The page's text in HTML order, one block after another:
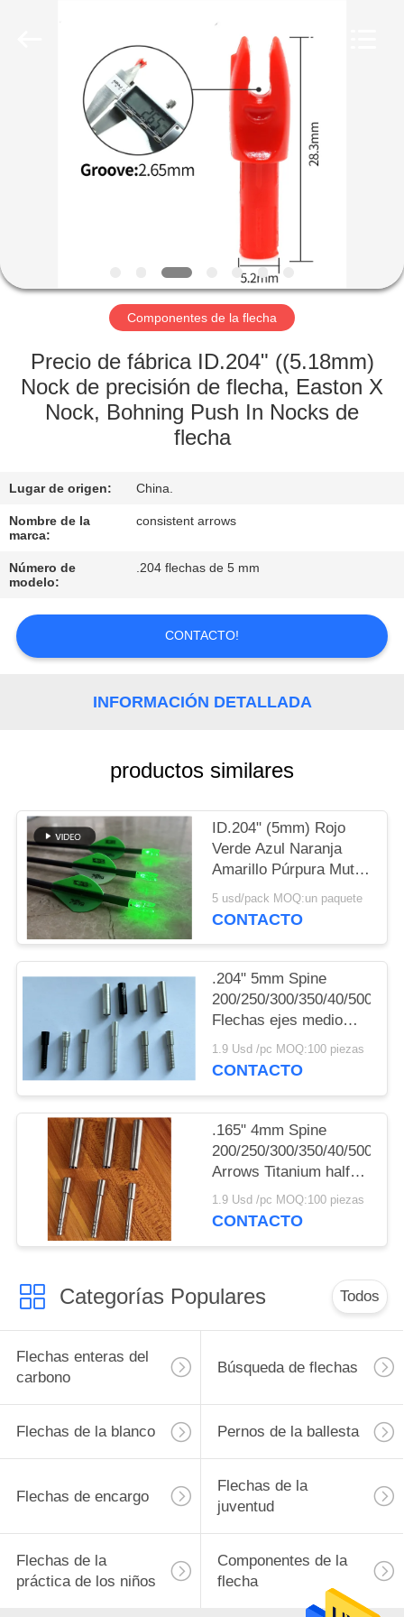
HOGAR
PRODUCTOS
VIAJE
FÁBRICA
CALIDAD
ÉNTRENOS
EN
CONTACTO
CON
MAPA
DEL
SITIO
POLÍTICA
DE
PRIVACIDAD
Componentes de la flecha
Precio de fábrica ID.204" ((5.18mm)
Nock de precisión de flecha, Easton X
Nock, Bohning Push In Nocks de
flecha
Lugar de origen: China.
Nombre de la
marca:
consistent arrows
Número de
modelo:
.204 flechas de 5 mm
CONTACTO!
INFORMACIÓN DETALLADA
productos similares
ID.204" (5mm) Rojo
Verde Azul Naranja
Amarillo Púrpura Muti
Color Flecha Iluminado
Con Botón de Bronce
5 usd/pack MOQ:un paquete
CONTACTO
.204" 5mm Spine
200/250/300/350/40/500
Flechas ejes medio
fuera postes y puntas
collares
1.9 Usd /pc MOQ:100 piezas
CONTACTO
.165" 4mm Spine
200/250/300/350/40/500
Arrows Titanium half
out inserts and Collars
Sleeve
1.9 Usd /pc MOQ:100 piezas
CONTACTO
Categorías Populares Todos
Flechas enteras del
carbono
Búsqueda de flechas
Flechas de la blanco Pernos de la ballesta
Flechas de encargo
Flechas de la
juventud
Flechas de la
práctica de los niños
Componentes de la
flecha